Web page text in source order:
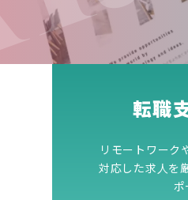
転職
リモートワーク
対応した求人を
ポ